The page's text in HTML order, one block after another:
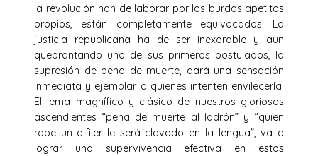
la revolución han de laborar por los burdos apetitos
propios, están completamente equivocados. La
justicia republicana ha de ser inexorable y aun
quebrantando uno de sus primeros postulados, la
supresión de pena de muerte, dará una sensación
inmediata y ejemplar a quienes intenten envilecerla.
El lema magnífico y clásico de nuestros gloriosos
ascendientes “pena de muerte al ladrón” y “quien
robe un alfiler le será clavado en la lengua”, va a
lograr una supervivencia efectiva en estos